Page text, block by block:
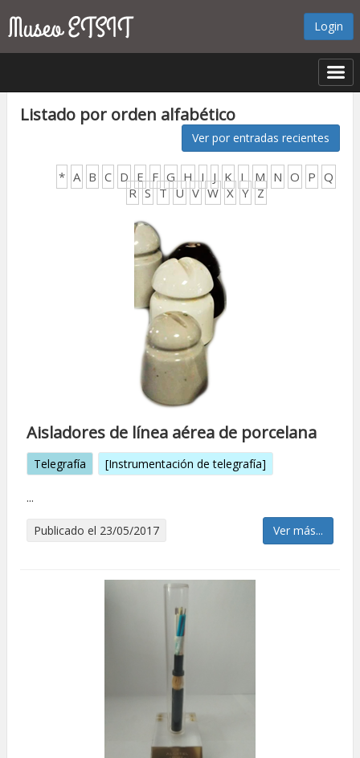
Login
Listado por orden alfabético
Ver por entradas recientes
* A B C D E F G H I J K L M N O P Q
R S T U V W X Y Z
Aisladores de línea aérea de porcelana
Telegrafía [Instrumentación de telegrafía]
...
Publicado el 23/05/2017 Ver más...